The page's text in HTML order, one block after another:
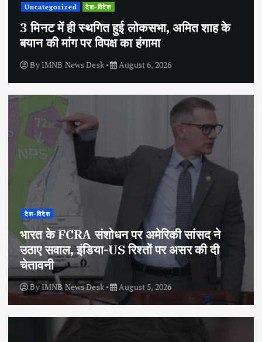
Uncategorized देश-विदेश
3 मिनट में ही स्थगित हुई लोकसभा, अमित शाह के
बयान की मांग पर विपक्ष का हंगामा
By IMNB News Desk August 6, 2026
देश-विदेश
भारत के FCRA संशोधन पर अमेरिकी सांसद ने
उठाए सवाल, इंडिया-US रिश्तों पर असर की दी
चेतावनी
ByIMNB News Desk August 5, 2026